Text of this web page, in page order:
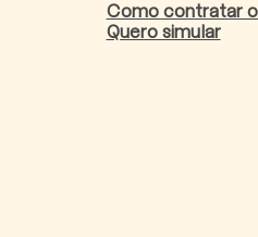
Como contratar
Quero simular